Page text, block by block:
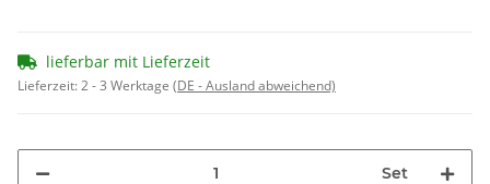
lieferbar mit Lieferzeit
Lieferzeit:2 - 3 Werktage (DE - Ausland abweichend)
Set